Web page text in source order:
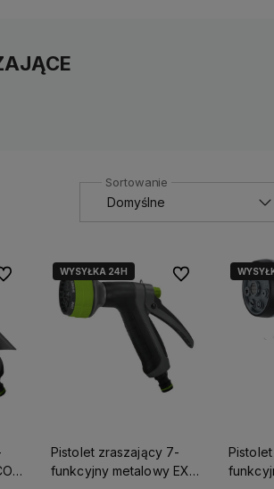
ulubionychWYSYŁKA 24H
Pistolet zraszający 7-
funkcyjny metalowy EXP
Do ulubionych